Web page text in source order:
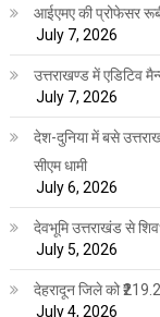
आईएमए की प्रोफेसर
July 7, 2026
उत्तराखण्ड में एडिटिव
July 7, 2026
देश-दुनिया में बसे
सीएम धामी
July 6, 2026
देवभूमि उत्तराखंड से
July 5, 2026
देहरादून जिले को
July 4, 2026